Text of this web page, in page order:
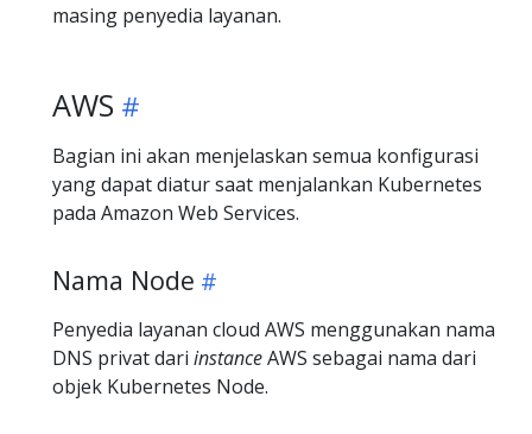
masing penyedia layanan.
AWS
Bagian ini akan menjelaskan semua konfigurasi
yang dapat diatur saat menjalankan Kubernetes
pada Amazon Web Services.
Nama Node
Penyedia layanan cloud AWS menggunakan nama
DNS privat dari instanceAWS sebagai nama dari
objek Kubernetes Node.